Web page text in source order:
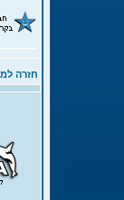
חזרה